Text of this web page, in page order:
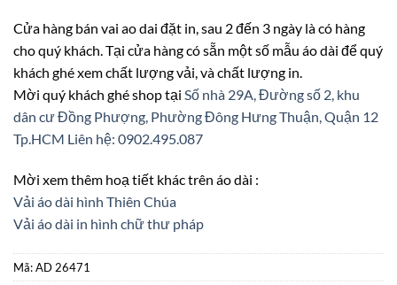
Cửa hàng bán vai ao dai đặt in, sau 2 đến 3 ngày là có hàng
cho quý khách. Tại cửa hàng có sẵn một số mẫu áo dài để quý
khách ghé xem chất lượng vải, và chất lượng in.
Mời quý khách ghé shop tại Số nhà 29A, Đường số 2, khu
dân cư Đồng Phượng, Phường Đông Hưng Thuận, Quận 12
Tp.HCM Liên hệ: 0902.495.087
Mời xem thêm hoạ tiết khác trên áo dài :
Vải áo dài hình Thiên Chúa
Vải áo dài in hình chữ thư pháp
Mã:AD 26471